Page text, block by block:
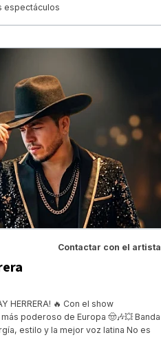
espectáculos
Contactar con el artista
HERRERA! 🔥 Con el show
poderoso de Europa 🤠🎶💥 Banda
estilo y la mejor voz latina No es